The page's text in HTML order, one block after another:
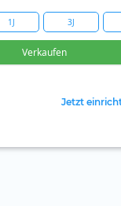
1J 3J
Verkaufen
Jetzt